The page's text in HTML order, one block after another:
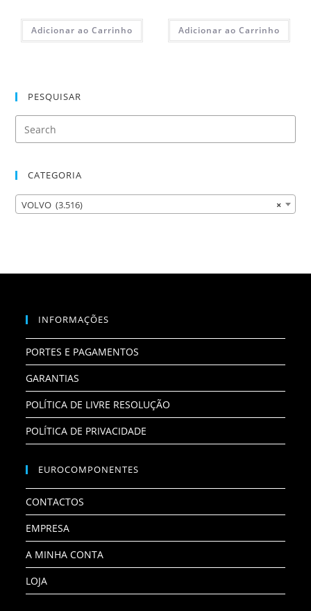
Adicionar ao Carrinho Adicionar ao Carrinho
PESQUISAR
CATEGORIA
×
VOLVO (3.516)
INFORMAÇÕES
PORTES E PAGAMENTOS
GARANTIAS
POLÍTICA DE LIVRE RESOLUÇÃO
POLÍTICA DE PRIVACIDADE
EUROCOMPONENTES
CONTACTOS
EMPRESA
A MINHA CONTA
LOJA